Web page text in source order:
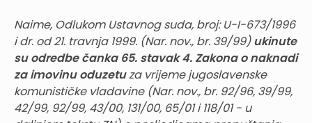
Naime, Odlukom Ustavnog suda, broj: U-I-673/1996
i dr. od 21. travnja 1999. (Nar. nov., br. 39/99)ukinute
su odredbe čanka 65. stavak 4. Zakona o naknadi
za imovinu oduzetuza vrijeme jugoslavenske
komunističke vladavine (Nar. nov., br. 92/96, 39/99,
42/99, 92/99, 43/00, 131/00, 65/01 i 118/01 - u